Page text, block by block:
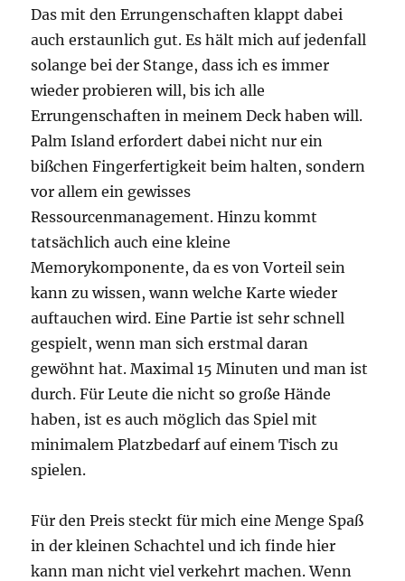
Das mit den Errungenschaften klappt dabei
auch erstaunlich gut. Es hält mich auf jedenfall
solange bei der Stange, dass ich es immer
wieder probieren will, bis ich alle
Errungenschaften in meinem Deck haben will.
Palm Island erfordert dabei nicht nur ein
bißchen Fingerfertigkeit beim halten, sondern
vor allem ein gewisses
Ressourcenmanagement. Hinzu kommt
tatsächlich auch eine kleine
Memorykomponente, da es von Vorteil sein
kann zu wissen, wann welche Karte wieder
auftauchen wird. Eine Partie ist sehr schnell
gespielt, wenn man sich erstmal daran
gewöhnt hat. Maximal 15 Minuten und man ist
durch. Für Leute die nicht so große Hände
haben, ist es auch möglich das Spiel mit
minimalem Platzbedarf auf einem Tisch zu
spielen.
Für den Preis steckt für mich eine Menge Spaß
in der kleinen Schachtel und ich finde hier
kann man nicht viel verkehrt machen. Wenn